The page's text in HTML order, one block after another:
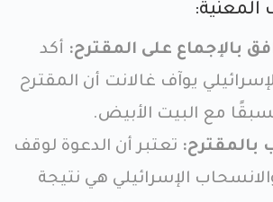
المعنية:
بالإجماع على المقترح: أكد
يوآف غالانت أن المقترح
مع البيت الأبيض.
تعتبر أن الدعوة لوقف
الإسرائيلي هي نتيجة